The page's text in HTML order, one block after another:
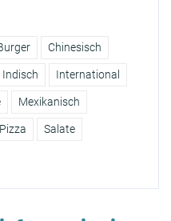
Chinesisch
Indisch International
Mexikanisch
Pizza Salate